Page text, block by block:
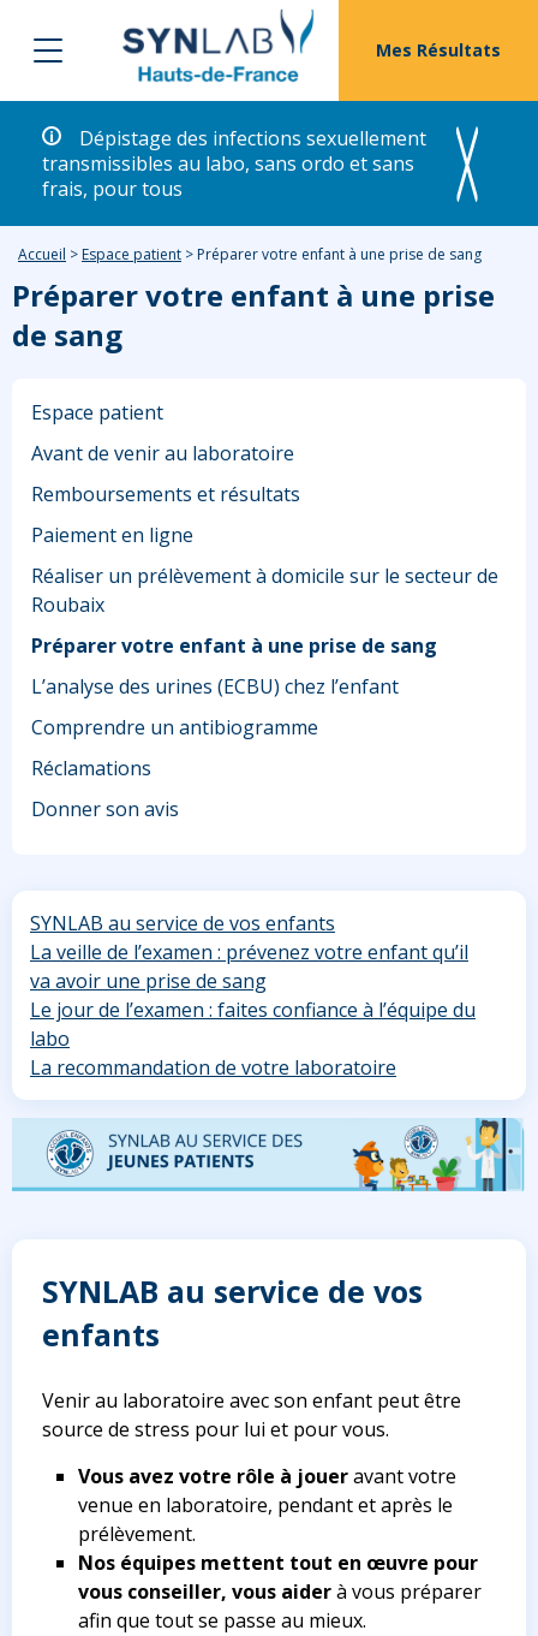
Mes Résultats
Dépistage des infections sexuellement
transmissibles au labo, sans ordo et sans
frais, pour tous
Accueil > Espace patient > Préparer votre enfant à une prise de sang
Préparer votre enfant à une prise
de sang
Espace patient
Avant de venir au laboratoire
Remboursements et résultats
Paiement en ligne
Réaliser un prélèvement à domicile sur le secteur de
Roubaix
Préparer votre enfant à une prise de sang
L’analyse des urines (ECBU) chez l’enfant
Comprendre un antibiogramme
Réclamations
Donner son avis
SYNLAB au service de vos enfants
La veille de l’examen : prévenez votre enfant qu’il
va avoir une prise de sang
Le jour de l’examen : faites confiance à l’équipe du
labo
La recommandation de votre laboratoire
SYNLAB au service de vos
enfants
Venir au laboratoire avec son enfant peut être
source de stress pour lui et pour vous.
Vous avez votre rôle à joueravant votre
venue en laboratoire, pendant et après le
prélèvement.
Nos équipes mettent tout en œuvre pour
vous conseiller, vous aiderà vous préparer
afin que tout se passe au mieux.